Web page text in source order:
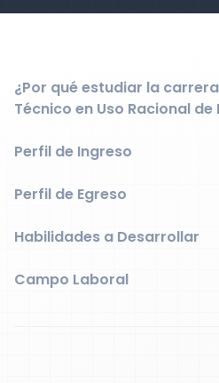
¿Por qué estudiar la
Técnico en Uso Racional de
Perfil de Ingreso
Perfil de Egreso
Habilidades a Desarrollar
Campo Laboral